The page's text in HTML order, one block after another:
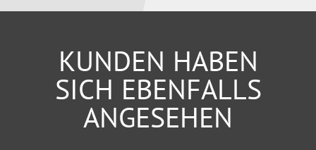
KUNDEN HABEN
SICH EBENFALLS
ANGESEHEN